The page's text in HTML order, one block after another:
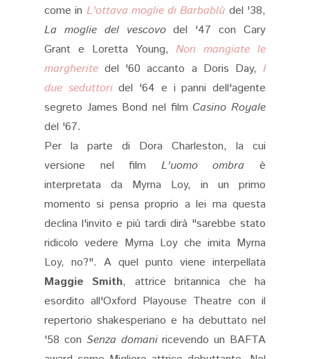
come in L'ottava moglie di Barbablù del '38,
La moglie del vescovodel '47 con Cary
Grant e Loretta Young,Non mangiate le
margherite del '60 accanto a Doris Day, I
due seduttori del '64 e i panni dell'agente
segreto James Bond nel film Casino Royale
del '67.
Per la parte di Dora Charleston, la cui
versione nel film L'uomo ombra è
interpretata da Myrna Loy, in un primo
momento si pensa proprio a lei ma questa
declina l'invito e più tardi dirà "sarebbe stato
ridicolo vedere Myrna Loy che imita Myrna
Loy, no?". A quel punto viene interpellata
Maggie Smith, attrice britannica che ha
esordito all'Oxford Playouse Theatre con il
repertorio shakesperiano e ha debuttato nel
'58 con Senza domaniricevendo un BAFTA